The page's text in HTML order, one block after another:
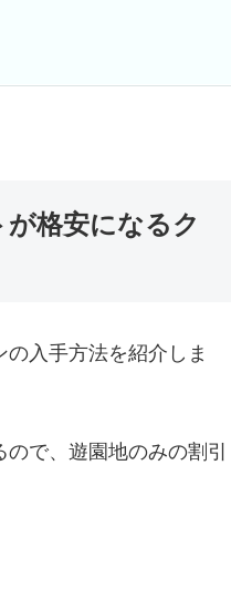
格安になるク
入手方法を紹介しま
で、遊園地のみの割引